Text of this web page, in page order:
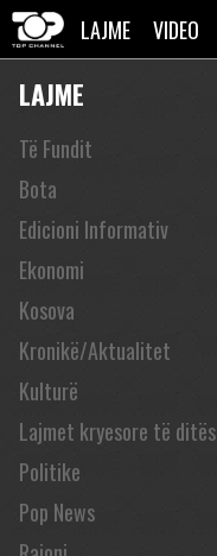
LAJME VIDEO
LAJME
Të Fundit
Bota
Edicioni Informativ
Ekonomi
Kosova
Kronikë/Aktualitet
Kulturë
Lajmet kryesore të ditës
Politike
Pop News